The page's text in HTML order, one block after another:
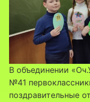
В объединении
№41
поздравительные